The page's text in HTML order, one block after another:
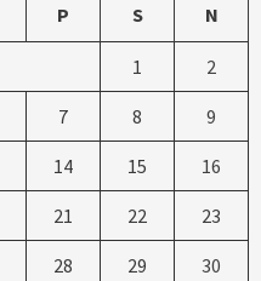
P S N
1 2
7 8 9
14 15 16
21 22 23
28 29 30